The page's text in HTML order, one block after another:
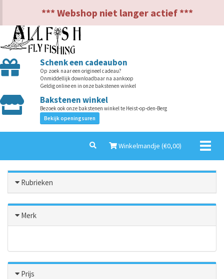
*** Webshop niet langer actief ***
Schenk een cadeaubon
Op zoek naar een origineel cadeau?
Onmiddellijk downloadbaar na aankoop
Geldig online en in onze bakstenen winkel
Bakstenen winkel
Bezoek ook onze bakstenen winkel te Heist-op-den-Berg
Bekijk openingsuren
Winkelmandje (€0,00)
Rubrieken
Merk
Prijs